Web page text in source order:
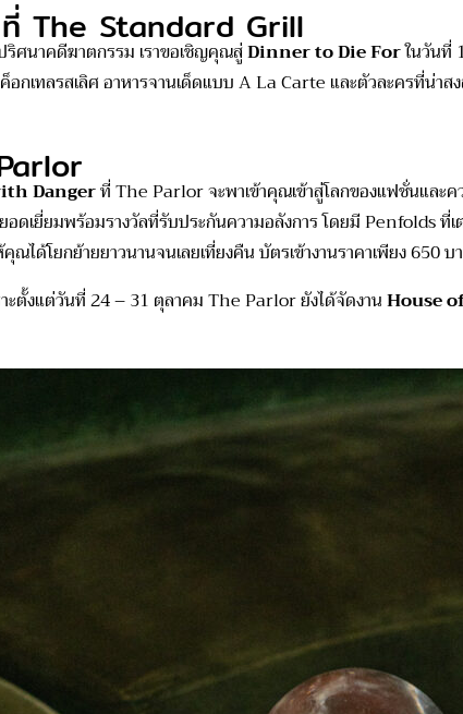
The Standard Grill
นาคดีฆาตกรรม เราขอเชิญคุณสู่Dinner to Die Forในวันที่
เทลรสเลิศ อาหารจานเด็ดแบบ A La Carte และตัวละครที่น่าส
Dangerที่ The Parlor จะพาเข้าคุณเข้าสู่โลกของแฟชั่นและ
อดเยี่ยมพร้อมรางวัลที่รับประกันความอลังการ โดยมี Penfolds
ได้โยกย้ายยาวนานจนเลยเที่ยงคืน บัตรเข้างานราคาเพียง 650 บ
ตั้งแต่วันที่ 24 – 31 ตุลาคม The Parlor ยังได้จัดงานHouse